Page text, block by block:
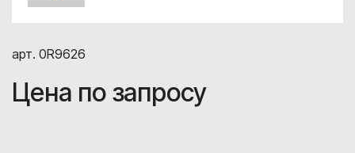
арт. 0R9626
Цена по запросу